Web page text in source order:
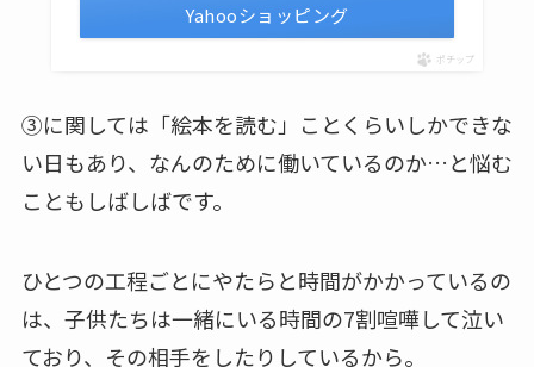
Yahooショッピング
ポチップ
③に関しては「絵本を読む」ことくらいしかできな
い日もあり、なんのために働いているのか…と悩む
こともしばしばです。
ひとつの工程ごとにやたらと時間がかかっているの
は、子供たちは一緒にいる時間の7割喧嘩して泣い
ており、その相手をしたりしているから。